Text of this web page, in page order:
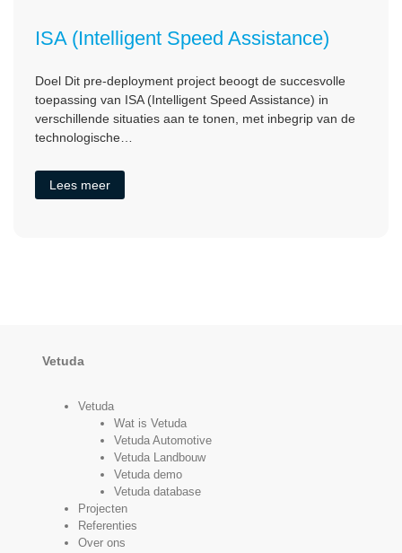
ISA (Intelligent Speed Assistance)
Doel Dit pre-deployment project beoogt de succesvolle
toepassing van ISA (Intelligent Speed Assistance) in
verschillende situaties aan te tonen, met inbegrip van de
technologische…
Lees meer
Vetuda
Vetuda
Wat is Vetuda
Vetuda Automotive
Vetuda Landbouw
Vetuda demo
Vetuda database
Projecten
Referenties
Over ons